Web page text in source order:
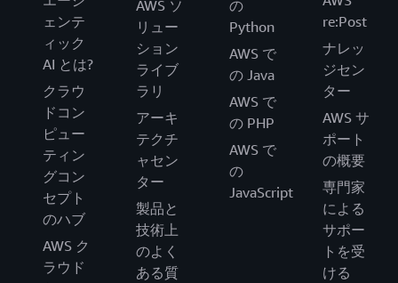
ェンテ
ィック
AI とは?
クラウ
ドコン
ピュー
ティン
グコン
セプト
のハブ
AWS ク
ラウド
AWS ソ
リュー
ション
ライブ
ラリ
アーキ
テクチ
ャセン
ター
製品と
技術上
のよく
ある質
の
Python
AWS で
の Java
AWS で
の PHP
AWS で
の
JavaScript
re:Post
ナレッ
ジセン
ター
AWS サ
ポート
の概要
専門家
による
サポー
トを受
ける